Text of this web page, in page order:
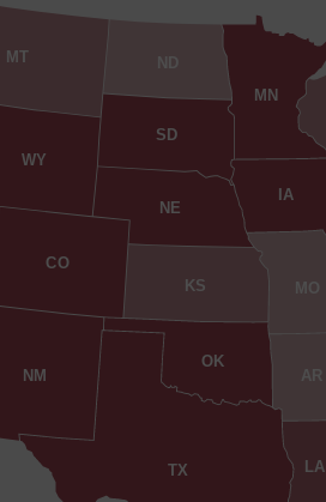
AR
CO
IA
KS
LA
MN
MO
MT
NE
NM
ND
OK
SD
TX
WY